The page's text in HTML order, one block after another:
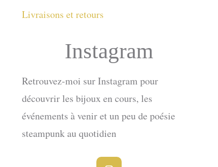
Livraisons et retours
Instagram
Retrouvez-moi sur Instagram pour
découvrir les bijoux en cours, les
événements à venir et un peu de poésie
steampunk au quotidien